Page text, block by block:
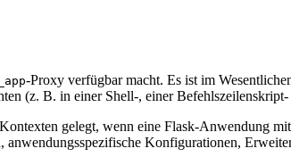
-Proxy verfügbar macht. Es ist im
(z. B. in einer Shell-, einer
gelegt, wenn eine Flask-Anwendung
Konfigurationen,